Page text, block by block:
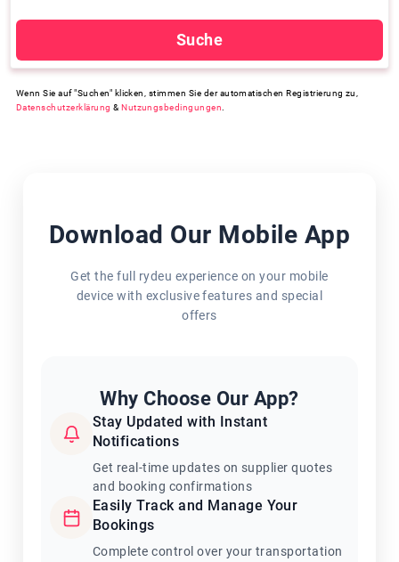
Suche
Wenn Sie auf "Suchen" klicken, stimmen Sie der automatischen Registrierung zu,
Datenschutzerklärung &Nutzungsbedingungen
Download Our Mobile App
Get the full rydeu experience on your mobile
device with exclusive features and special
offers
Why Choose Our App?
Stay Updated with Instant
Notifications
Get real-time updates on supplier quotes
and booking confirmations
Easily Track and Manage Your
Bookings
Complete control over your transportation